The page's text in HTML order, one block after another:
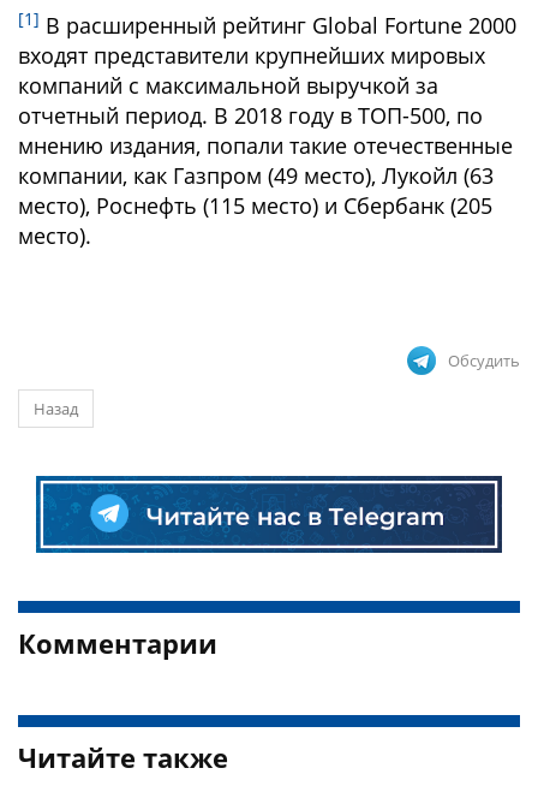
[1] В расширенный рейтинг Global Fortune 2000
входят представители крупнейших мировых
компаний с максимальной выручкой за
отчетный период. В 2018 году в ТОП-500, по
мнению издания, попали такие отечественные
компании, как Газпром (49 место), Лукойл (63
место), Роснефть (115 место) и Сбербанк (205
место).
Обсудить
Назад
Комментарии
Читайте также